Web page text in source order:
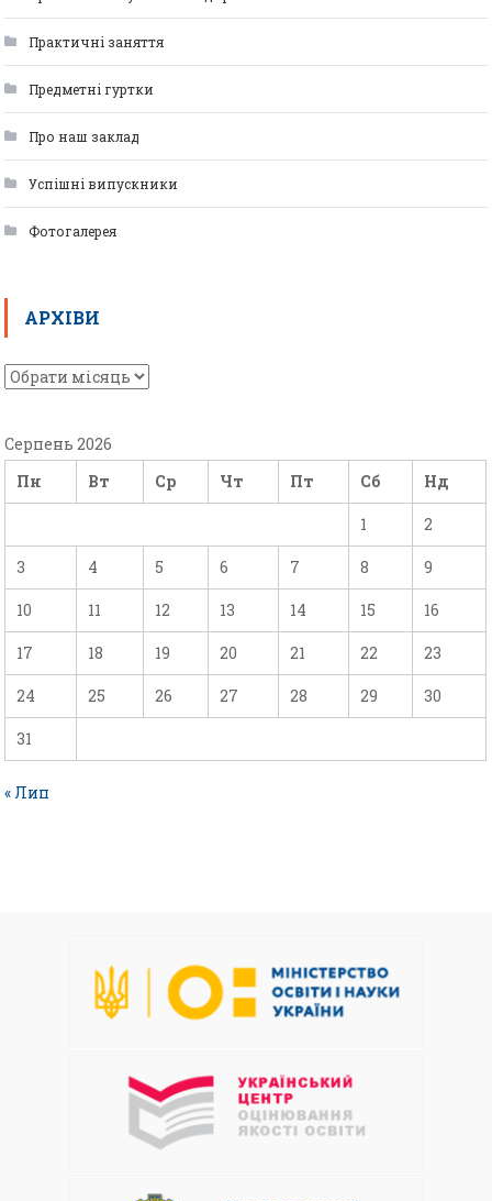
Практичні заняття
Предметні гуртки
Про наш заклад
Успішні випускники
Фотогалерея
АРХІВИ
Серпень 2026
Пн
Вт Ср Чт Пт Сб Нд
1 2
3 4 5 6 7 8 9
10 11 12 13 14 15 16
17 18 19 20 21 22 23
24 25 26 27 28 29 30
31
« Лип